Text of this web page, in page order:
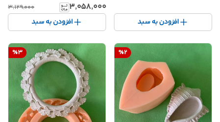
افزودن به سبد
۳٬۰۵۸٬۰۰۰ ۳٬۱۲۹٬۰۰۰
افزودن به سبد
%2
%3